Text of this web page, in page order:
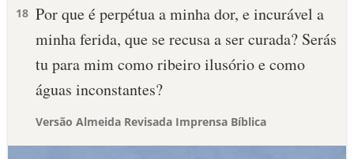
18 Por que é perpétua a minha dor, e incurável a
minha ferida, que se recusa a ser curada? Serás
tu para mim como ribeiro ilusório e como
águas inconstantes?
Versão Almeida Revisada Imprensa Bíblica